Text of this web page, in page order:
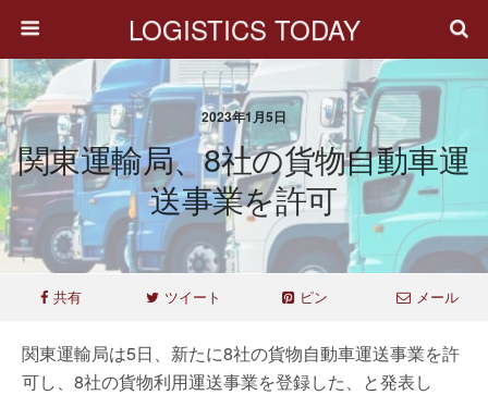
LOGISTICS TODAY
2023年1月5日
関東運輸局、8社の貨物自動車運
送事業を許可
共有 ツイート ピン メール
関東運輸局は5日、新たに8社の貨物自動車運送事業を許
可し、8社の貨物利用運送事業を登録した、と発表し